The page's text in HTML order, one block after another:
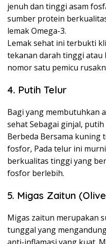
jenuh dan tinggi asam
sumber protein
lemak Omega-3.
Lemak sehat ini terbukti
tekanan darah tinggi
nomor satu pemicu
4. Putih Telur
Bagi yang membutuhkan
sehat Sebagai ginjal,
Berbeda Bersama kuning
fosfor, Pada telur ini
berkualitas tinggi yang
fosfor berlebih.
5. Migas Zaitun
Migas zaitun merupakan
tunggal yang